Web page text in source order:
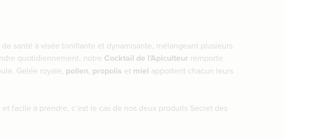
santé à visée tonifiante et dynamisante, mélangeant plusieurs
quotidiennement, notre Cocktail de l’Apiculteur remporte
Gelée royale, pollen, propolis et miel apportent chacun leurs
facile à prendre, c’est le cas de nos deux produits Secret des